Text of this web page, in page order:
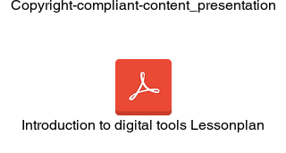
Copyright-compliant-content_presentation
Introduction to digital tools Lessonplan